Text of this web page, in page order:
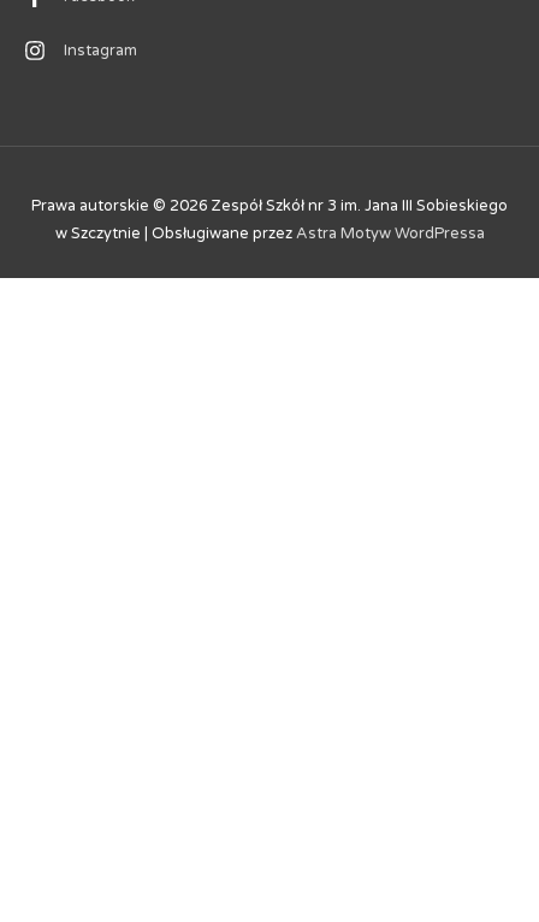
Instagram
Prawa autorskie © 2026 Zespół Szkół nr 3 im. Jana III Sobieskiego
w Szczytnie | Obsługiwane przezAstra Motyw WordPressa